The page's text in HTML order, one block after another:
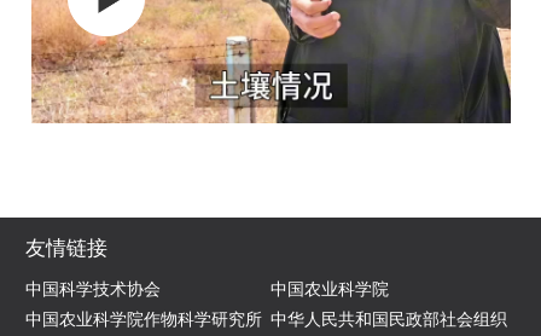
友情链接
中国科学技术协会
中国农业科学院
中国农业科学院作物科学研究所 中华人民共和国民政部社会组织